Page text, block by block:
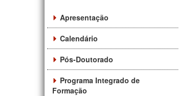
Apresentação
Calendário
Pós-Doutorado
Programa Integrado de
Formação